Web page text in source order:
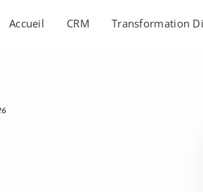
Accueil CRM Transformation